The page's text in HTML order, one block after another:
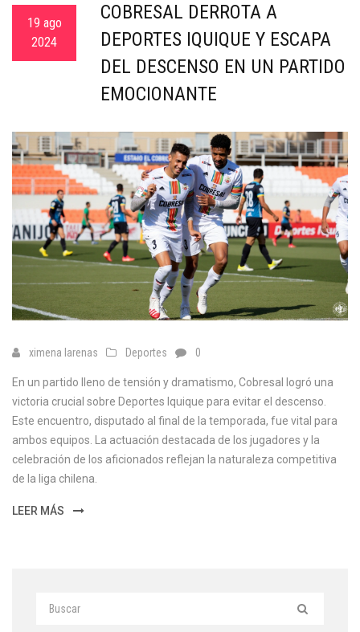
19 ago
2024
COBRESAL DERROTA A
DEPORTES IQUIQUE Y ESCAPA
DEL DESCENSO EN UN PARTIDO
EMOCIONANTE
ximena larenas Deportes 0
En un partido lleno de tensión y dramatismo, Cobresal logró una
victoria crucial sobre Deportes Iquique para evitar el descenso.
Este encuentro, disputado al final de la temporada, fue vital para
ambos equipos. La actuación destacada de los jugadores y la
celebración de los aficionados reflejan la naturaleza competitiva
de la liga chilena.
LEER MÁS